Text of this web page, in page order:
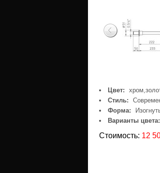
Цвет:
Стиль:
Форма:
Варианты цвета:
Стоимость: 12